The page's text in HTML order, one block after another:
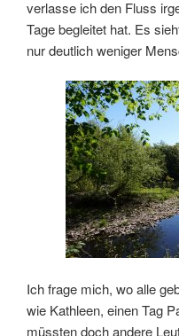
verlasse ich den Fluss
Tage begleitet hat. Es
nur deutlich weniger
Ich frage mich, wo alle
wie Kathleen, einen Tag
müssten doch andere